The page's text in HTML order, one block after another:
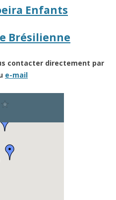
Enfants
Brésilienne
contacter directement par
e-mail